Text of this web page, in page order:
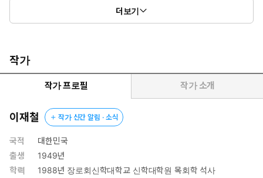
목표를 달성해야 한다는 성공지상주의, 인간의 인격마저 물질로
가늠하는 황금만능주의로 대변되는 황제의 논리, 곧 매머니즘
청년서신이다.
더보기
작가
작가 프로필 작가 소개
이재철 작가 신간 알림 · 소식
국적
대한민국
출생
1949년
학력
1988년 장로회신학대학교 신학대학원 목회학 석사